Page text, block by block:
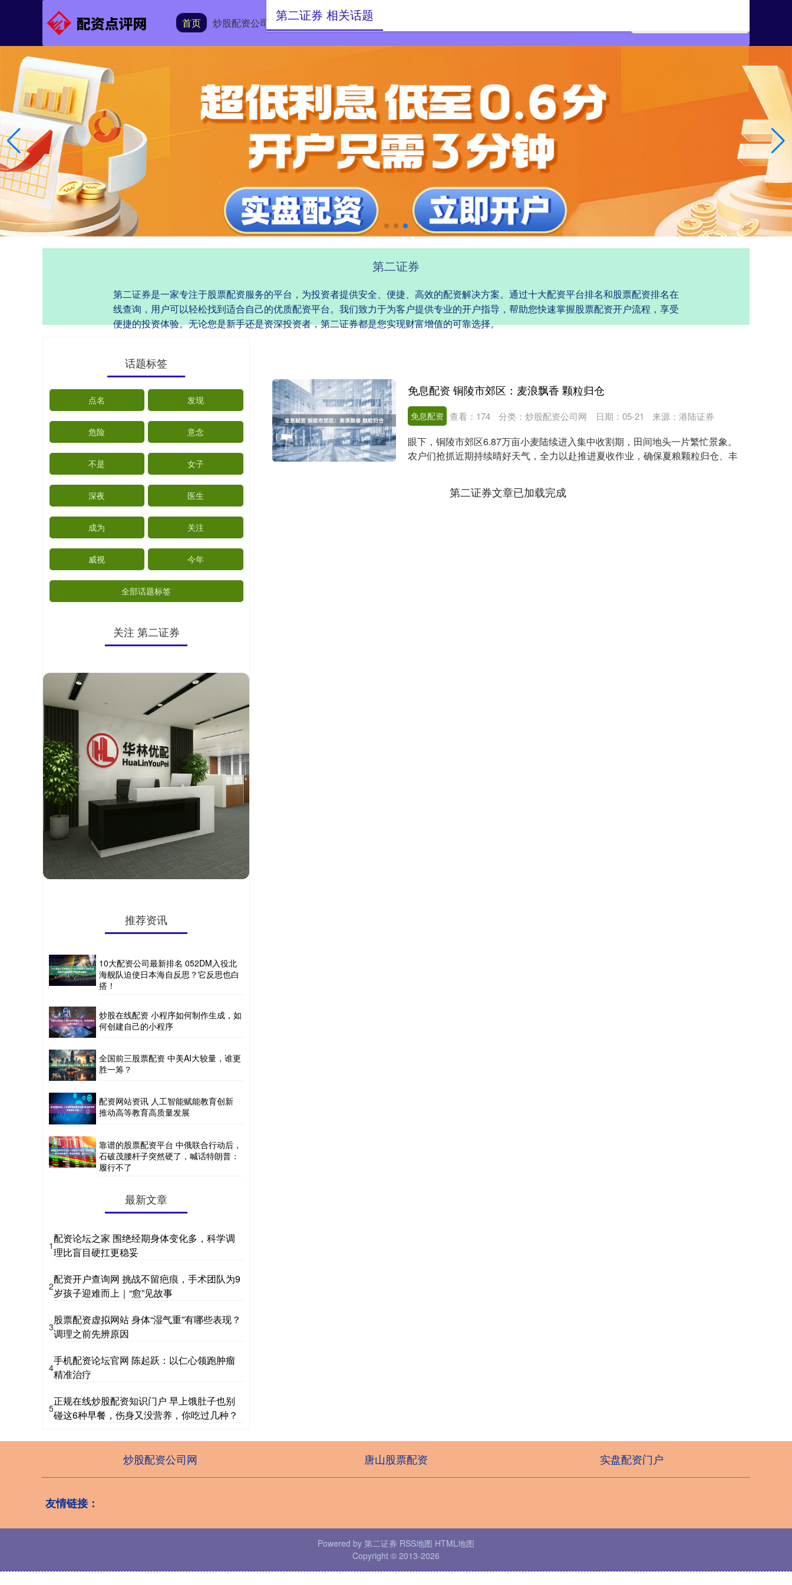
首页 炒股配资公司网 唐山股票配资 实盘配资门户
第二证券
第二证券是一家专注于股票配资服务的平台，为投资者提供安全、便捷、高效的配资解决方案。通过十大配资平台排名和股票配资排名在
线查询，用户可以轻松找到适合自己的优质配资平台。我们致力于为客户提供专业的开户指导，帮助您快速掌握股票配资开户流程，享受
便捷的投资体验。无论您是新手还是资深投资者，第二证券都是您实现财富增值的可靠选择。
第二证券 相关话题
免息配资 铜陵市郊区：麦浪飘香 颗粒归仓
免息配资 日期：05-21 来源：港陆证券
查看： 174 分类： 炒股配资公司网
眼下，铜陵市郊区6.87万亩小麦陆续进入集中收割期，田间地头一片繁忙景象。
农户们抢抓近期持续晴好天气，全力以赴推进夏收作业，确保夏粮颗粒归仓、丰
第二证券文章已加载完成
话题标签
点名 发现
危险 意念
不是 女子
深夜 医生
成为 关注
威视 今年
全部话题标签
关注 第二证券
推荐资讯
10大配资公司最新排名 052DM入役北
海舰队迫使日本海自反思？它反思也白
搭！
炒股在线配资 小程序如何制作生成，如
何创建自己的小程序
全国前三股票配资 中美AI大较量，谁更
胜一筹？
配资网站资讯 人工智能赋能教育创新
推动高等教育高质量发展
靠谱的股票配资平台 中俄联合行动后，
石破茂腰杆子突然硬了，喊话特朗普：
履行不了
最新文章
1
配资论坛之家 围绝经期身体变化多，科学调
理比盲目硬扛更稳妥
2
配资开户查询网 挑战不留疤痕，手术团队为9
岁孩子迎难而上｜“愈”见故事
3
股票配资虚拟网站 身体“湿气重”有哪些表现？
调理之前先辨原因
4
手机配资论坛官网 陈起跃：以仁心领跑肿瘤
精准治疗
5
正规在线炒股配资知识门户 早上饿肚子也别
碰这6种早餐，伤身又没营养，你吃过几种？
炒股配资公司网 唐山股票配资 实盘配资门户
友情链接：
Powered by 第二证券 RSS地图 HTML地图
Copyright © 2013-2026